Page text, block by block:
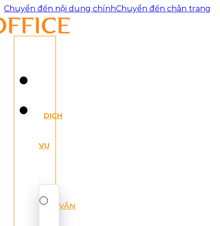
Chuyển đến nội dung chínhChuyển đến chân trang
DỊCH
VỤ
VĂN